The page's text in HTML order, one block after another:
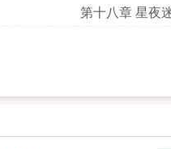
第十八章 星夜